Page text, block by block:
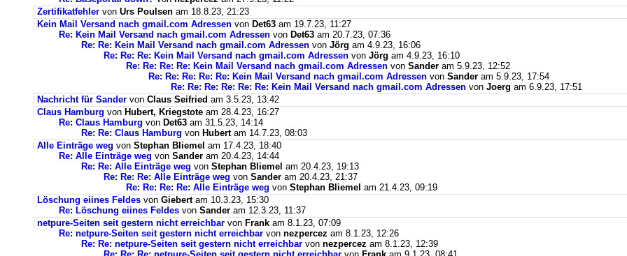
Zertifikatfehler von Urs Poulsen am 18.8.23, 21:23
Kein Mail Versand nach gmail.com Adressen von Det63 am 19.7.23, 11:27
Re: Kein Mail Versand nach gmail.com Adressen von Det63 am 20.7.23, 07:36
Re: Re: Kein Mail Versand nach gmail.com Adressen von Jörg am 4.9.23, 16:06
Re: Re: Re: Kein Mail Versand nach gmail.com Adressen von Jörg am 4.9.23, 16:10
Re: Re: Re: Re: Kein Mail Versand nach gmail.com Adressen von Sander am 5.9.23, 12:52
Re: Re: Re: Re: Re: Kein Mail Versand nach gmail.com Adressen von Sander am 5.9.23, 17:54
Re: Re: Re: Re: Re: Re: Kein Mail Versand nach gmail.com Adressen von Joerg am 6.9.23, 17:51
Nachricht für Sander von Claus Seifried am 3.5.23, 13:42
Claus Hamburg von Hubert, Kriegstote am 28.4.23, 16:27
Re: Claus Hamburg von Det63 am 31.5.23, 14:14
Re: Re: Claus Hamburg von Hubertam 14.7.23, 08:03
Alle Einträge weg von Stephan Bliemel am 17.4.23, 18:40
Re: Alle Einträge weg von Sander am 20.4.23, 14:44
Re: Re: Alle Einträge weg von Stephan Bliemel am 20.4.23, 19:13
Re: Re: Re: Alle Einträge weg von Sander am 20.4.23, 21:37
Re: Re: Re: Re: Alle Einträge weg von Stephan Bliemel am 21.4.23, 09:19
Löschung eiines Feldes von Giebertam 10.3.23, 15:30
Re: Löschung eiines Feldes von Sander am 12.3.23, 11:37
netpure-Seiten seit gestern nicht erreichbar von Frank am 8.1.23, 07:09
Re: netpure-Seiten seit gestern nicht erreichbar von nezpercez am 8.1.23, 12:26
Re: Re: netpure-Seiten seit gestern nicht erreichbar von nezpercez am 8.1.23, 12:39